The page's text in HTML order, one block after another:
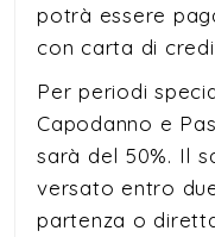
potrà essere
con carta di
Per periodi
Capodanno e
sarà del 50%. Il
versato entro
partenza o